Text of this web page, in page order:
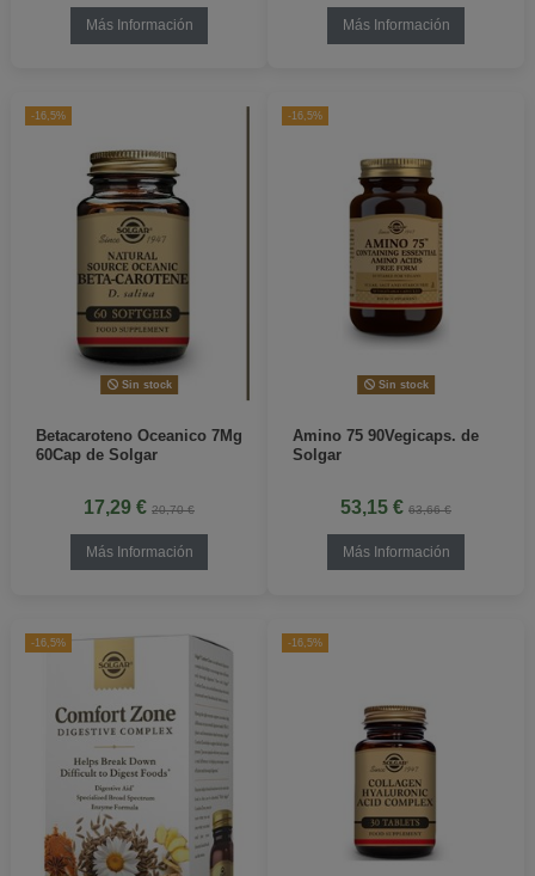
Más Información Más Información
-16,5%
Sin stock
Betacaroteno Oceanico 7Mg
60Cap de Solgar
17,29 € 20,70 €
Más Información
-16,5%
Sin stock
Amino 75 90Vegicaps. de
Solgar
53,15 € 63,66 €
Más Información
-16,5% -16,5%